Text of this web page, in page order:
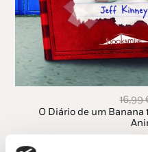
16,99
O Diário de um Banana
Jeff